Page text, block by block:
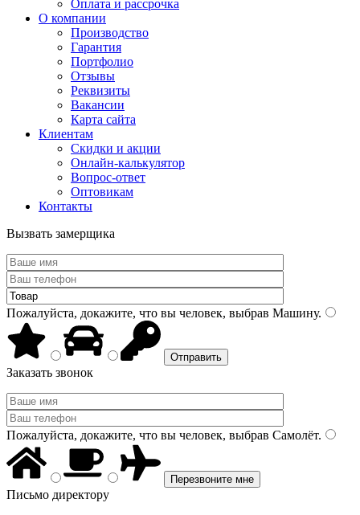
Оплата и рассрочка
О компании
Производство
Гарантия
Портфолио
Отзывы
Реквизиты
Вакансии
Карта сайта
Клиентам
Скидки и акции
Онлайн-калькулятор
Вопрос-ответ
Оптовикам
Контакты
Вызвать замерщика
Пожалуйста, докажите, что вы человек, выбрав Машину.
Заказать звонок
Пожалуйста, докажите, что вы человек, выбрав Самолёт.
Письмо директору